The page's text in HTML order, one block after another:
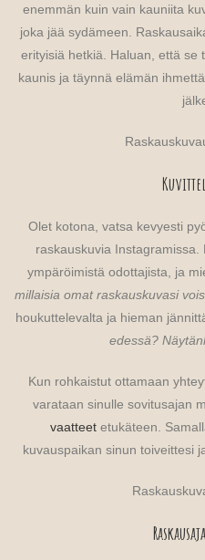
enemmän kuin vain kauniita
joka jää sydämeen.
erityisiä hetkiä. Haluan, että se
kaunis ja täynnä elämän
Olet kotona, vatsa kevyesti
raskauskuvia
ympäröimistä odottajista, ja
millaisia omat raskauskuvasi
houkuttelevalta ja hieman
edessä?
Kun rohkaistut ottamaan
varataan sinulle sovitusajan
vaatteetetukäteen.
kuvauspaikan sinun toiveittesi